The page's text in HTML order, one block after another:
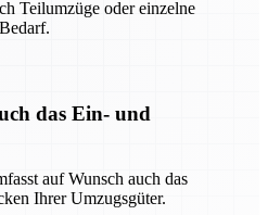
Teilumzüge oder einzelne
das Ein- und
auf Wunsch auch das
Ihrer Umzugsgüter.